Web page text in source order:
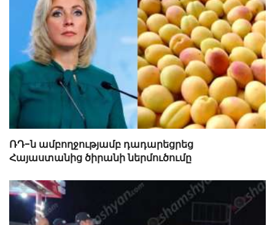
ՌԴ-ն ամբողջությամբ դադարեցրեց
Հայաստանից ծիրանի ներմուծումը